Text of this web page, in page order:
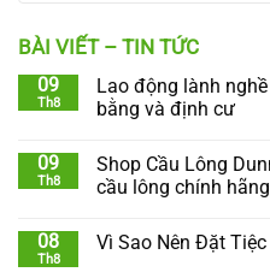
BÀI VIẾT – TIN TỨC
09
Th8
Lao động lành
bằng và định cư
09
Th8
Shop Cầu Lông
cầu lông chính
08
Th8
Vì Sao Nên Đặt